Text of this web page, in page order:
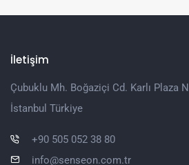
İletişim
Çubuklu Mh. Boğaziçi Cd. Karlı Plaza
İstanbul Türkiye
+90 505 052 38 80
info@senseon.com.tr